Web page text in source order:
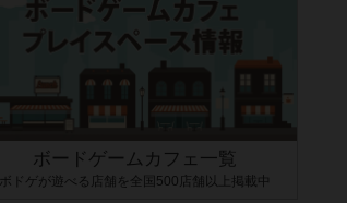
ボードゲームカフェ一覧
ボドゲが遊べる店舗を全国500店舗以上掲載中